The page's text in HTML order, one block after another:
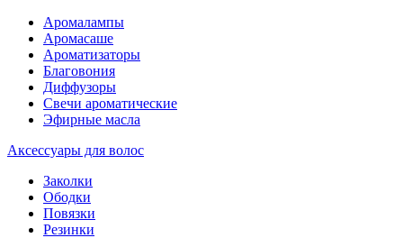
Аромалампы
Аромасаше
Ароматизаторы
Благовония
Диффузоры
Свечи ароматические
Эфирные масла
Аксессуары для волос
Заколки
Ободки
Повязки
Резинки